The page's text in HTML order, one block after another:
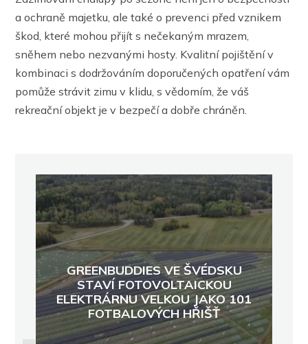
a ochraně majetku, ale také o prevenci před vznikem
škod, které mohou přijít s nečekaným mrazem,
sněhem nebo nezvanými hosty. Kvalitní pojištění v
kombinaci s dodržováním doporučených opatření vám
pomůže strávit zimu v klidu, s vědomím, že váš
rekreační objekt je v bezpečí a dobře chráněn.
GREENBUDDIES VE ŠVÉDSKU
STAVÍ FOTOVOLTAICKOU
ELEKTRÁRNU VELKOU JAKO 101
FOTBALOVÝCH HŘIŠŤ